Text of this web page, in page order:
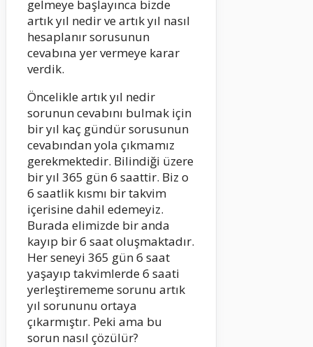
gelmeye başlayınca bizde
artık yıl nedir ve artık yıl nasıl
hesaplanır sorusunun
cevabına yer vermeye karar
verdik.
Öncelikle artık yıl nedir
sorunun cevabını bulmak için
bir yıl kaç gündür sorusunun
cevabından yola çıkmamız
gerekmektedir. Bilindiği üzere
bir yıl 365 gün 6 saattir. Biz o
6 saatlik kısmı bir takvim
içerisine dahil edemeyiz.
Burada elimizde bir anda
kayıp bir 6 saat oluşmaktadır.
Her seneyi 365 gün 6 saat
yaşayıp takvimlerde 6 saati
yerleştirememe sorunu artık
yıl sorununu ortaya
çıkarmıştır. Peki ama bu
sorun nasıl çözülür?